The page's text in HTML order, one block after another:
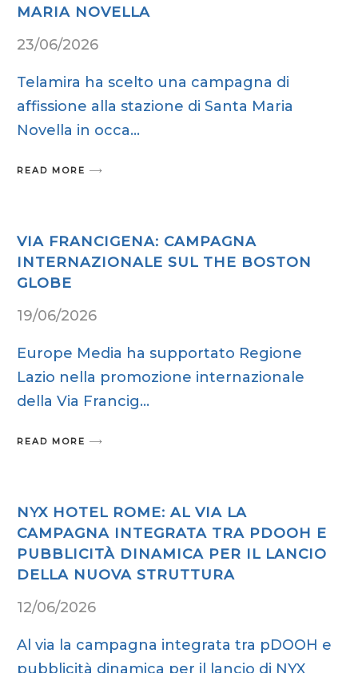
MARIA NOVELLA
23/06/2026
Telamira ha scelto una campagna di
affissione alla stazione di Santa Maria
Novella in occa
READ MORE
VIA FRANCIGENA: CAMPAGNA
INTERNAZIONALE SUL THE BOSTON
GLOBE
19/06/2026
Europe Media ha supportato Regione
Lazio nella promozione internazionale
della Via Francig
READ MORE
NYX HOTEL ROME: AL VIA LA
CAMPAGNA INTEGRATA TRA PDOOH E
PUBBLICITÀ DINAMICA PER IL LANCIO
DELLA NUOVA STRUTTURA
12/06/2026
Al via la campagna integrata tra pDOOH e
pubblicità dinamica per il lancio di NYX